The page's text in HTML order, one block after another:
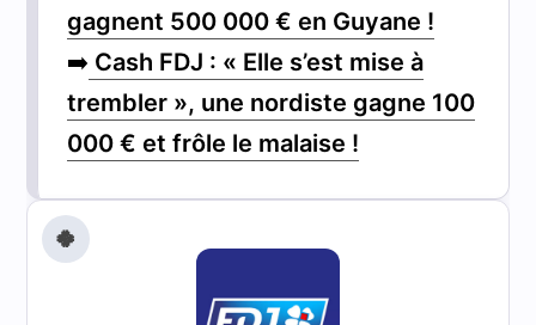
gagnent 500 000 € en Guyane !
➡️ Cash FDJ : « Elle s’est mise à
trembler », une nordiste gagne 100
000 € et frôle le malaise !
🍀